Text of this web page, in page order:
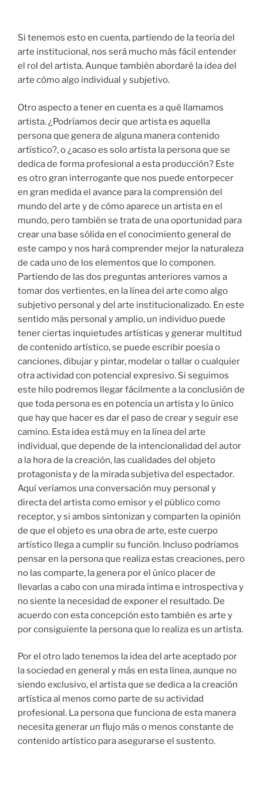
Si tenemos esto en cuenta, partiendo de la teoría del
arte institucional, nos será mucho más fácil entender
el rol del artista. Aunque también abordaré la idea del
arte cómo algo individual y subjetivo.
Otro aspecto a tener en cuenta es a qué llamamos
artista. ¿Podríamos decir que artista es aquella
persona que genera de alguna manera contenido
artístico?, o ¿acaso es solo artista la persona que se
dedica de forma profesional a esta producción? Este
es otro gran interrogante que nos puede entorpecer
en gran medida el avance para la comprensión del
mundo del arte y de cómo aparece un artista en el
mundo, pero también se trata de una oportunidad para
crear una base sólida en el conocimiento general de
este campo y nos hará comprender mejor la naturaleza
de cada uno de los elementos que lo componen.
Partiendo de las dos preguntas anteriores vamos a
tomar dos vertientes, en la línea del arte como algo
subjetivo personal y del arte institucionalizado. En este
sentido más personal y amplio, un individuo puede
tener ciertas inquietudes artísticas y generar multitud
de contenido artístico, se puede escribir poesía o
canciones, dibujar y pintar, modelar o tallar o cualquier
otra actividad con potencial expresivo. Si seguimos
este hilo podremos llegar fácilmente a la conclusión de
que toda persona es en potencia un artista y lo único
que hay que hacer es dar el paso de crear y seguir ese
camino. Esta idea está muy en la línea del arte
individual, que depende de la intencionalidad del autor
a la hora de la creación, las cualidades del objeto
protagonista y de la mirada subjetiva del espectador.
Aquí veríamos una conversación muy personal y
directa del artista como emisor y el público como
receptor, y si ambos sintonizan y comparten la opinión
de que el objeto es una obra de arte, este cuerpo
artístico llega a cumplir su función. Incluso podríamos
pensar en la persona que realiza estas creaciones, pero
no las comparte, la genera por el único placer de
llevarlas a cabo con una mirada íntima e introspectiva y
no siente la necesidad de exponer el resultado. De
acuerdo con esta concepción esto también es arte y
por consiguiente la persona que lo realiza es un artista.
Por el otro lado tenemos la idea del arte aceptado por
la sociedad en general y más en esta línea, aunque no
siendo exclusivo, el artista que se dedica a la creación
artística al menos como parte de su actividad
profesional. La persona que funciona de esta manera
necesita generar un flujo más o menos constante de
contenido artístico para asegurarse el sustento.